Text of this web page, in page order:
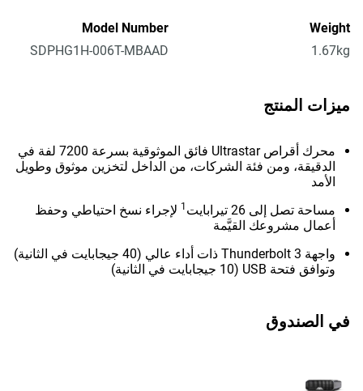
Weight
1.67kg
Model Number
SDPHG1H-006T-MBAAD
ميزات المنتج
محرك أقراص Ultrastar فائق الموثوقية بسرعة 7200 لفة في
الدقيقة، ومن فئة الشركات، من الداخل لتخزين موثوق وطويل
الأمد
مساحة تصل إلى 26 تيرابايت
1 لإجراء نسخ احتياطي وحفظ
أعمال مشروعك القيَّمة
واجهة Thunderbolt 3 ذات أداء عالي (40 جيجابايت في الثانية)
وتوافق فتحة USB (10 جيجابايت في الثانية)
في الصندوق